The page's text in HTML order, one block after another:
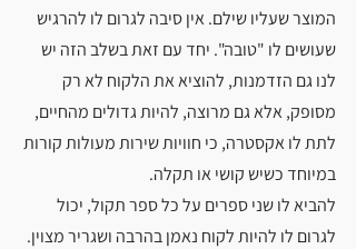
המוצר שעליו שילם. אין סיבה לגרום לו להרגיש
שעושים לו "טובה". יחד עם זאת בשלב הזה יש
לנו גם הזדמנות, להוציא את הלקוח לא רק
מסופק, אלא גם מרוצה, להיות גדולים מהחיים,
לתת לו אקסטרה, כי חוויות שירות מעולות קורות
במיוחד כשיש קושי או תקלה.
להביא לו שני ספרים על כל ספר תקול, יכול
לגרום לו להיות לקוח נאמן בהרבה ושגריר מצוין.